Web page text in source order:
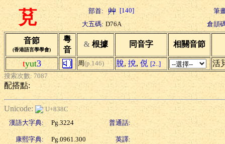
莌 部首: [140]
筆
大五碼: D76A 倉頡
音節
(香港語言學學會)
粵
音
& 根據 同音字 相關音節
tyut3 周(p.146) 脫, 挩, 侻 [2..] 活
搜索次數: 7087
配搭點:
Unicode:
U+838C
漢語大字典:
Pg.3224 普通話:
康熙字典: Pg.0961.300 英譯: